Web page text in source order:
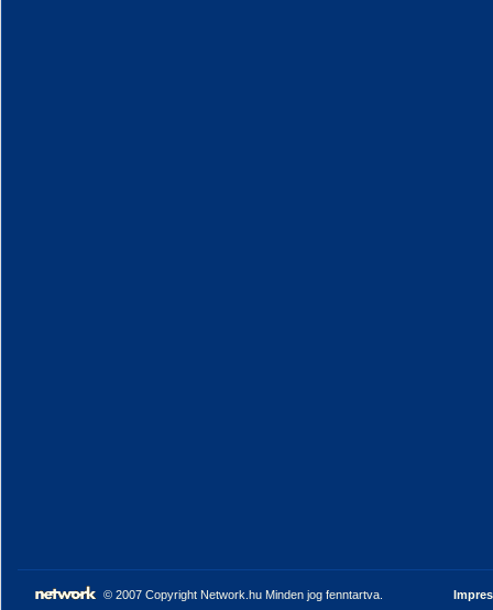
© 2007 Copyright Network.hu Minden jog fenntartva.